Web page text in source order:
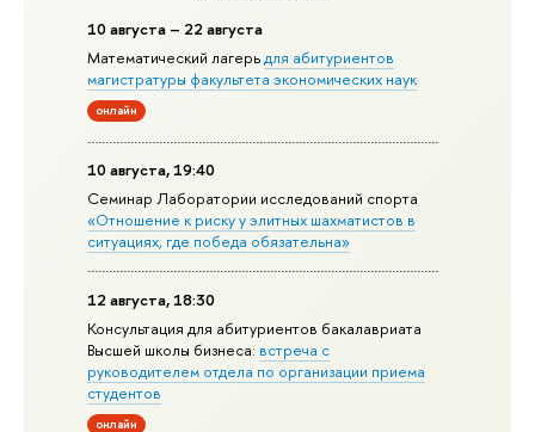
10 августа – 22 августа
Математический лагерьдля абитуриентов
магистратуры факультета экономических наук
онлайн
10 августа, 19:40
Семинар Лаборатории исследований спорта
«Отношение к риску у элитных шахматистов в
ситуациях, где победа обязательна»
12 августа, 18:30
Консультация для абитуриентов бакалавриата
Высшей школы бизнеса: встреча с
руководителем отдела по организации приема
студентов
онлайн